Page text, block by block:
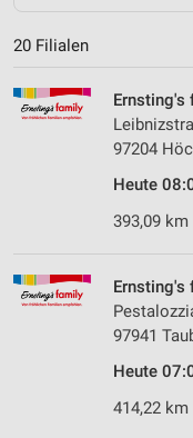
20 Filialen
Ernsting's
97204
Heute
393,09 km
Ernsting's
97941
Heute
414,22 km